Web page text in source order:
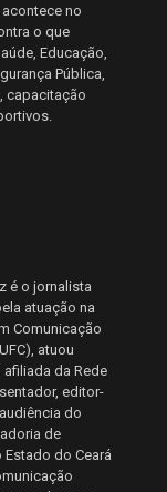
no
o que
Educação,
Pública,
capacitação
é o jornalista
atuação na
Comunicação
atuou
afiliada da Rede
editor-
do
de
do Ceará